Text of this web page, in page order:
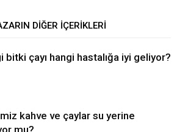
DIĞER İÇERIKLERI
bitki çayı hangi hastalığa iyi geliyor?
kahve ve çaylar su yerine
mu?